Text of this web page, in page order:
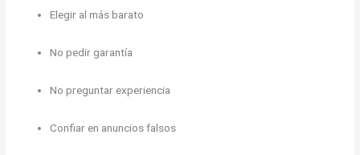
Elegir al más barato
No pedir garantía
No preguntar experiencia
Confiar en anuncios falsos